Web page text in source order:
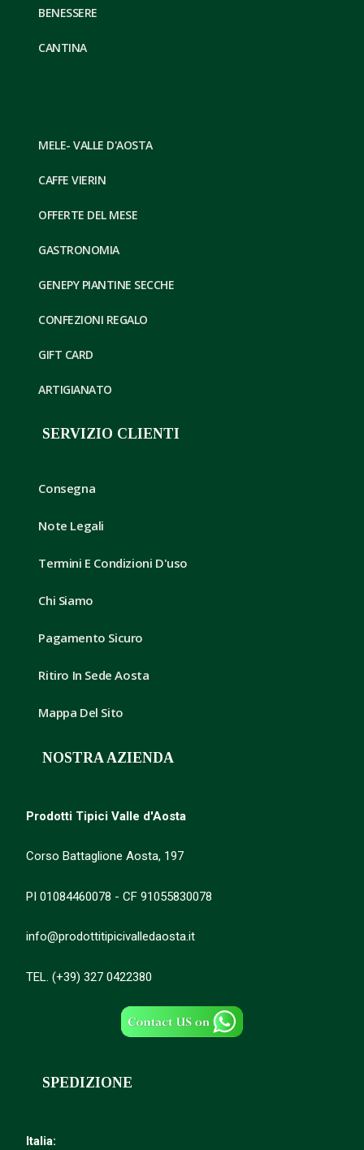
BENESSERE
CANTINA
MELE- VALLE D'AOSTA
CAFFE VIERIN
OFFERTE DEL MESE
GASTRONOMIA
GENEPY PIANTINE SECCHE
CONFEZIONI REGALO
GIFT CARD
ARTIGIANATO
SERVIZIO CLIENTI
Consegna
Note Legali
Termini E Condizioni D'uso
Chi Siamo
Pagamento Sicuro
Ritiro In Sede Aosta
Mappa Del Sito
NOSTRA AZIENDA
Prodotti Tipici Valle d'Aosta
Corso Battaglione Aosta, 197
PI 01084460078 - CF 91055830078
info@prodottitipicivalledaosta.it
TEL. (+39) 327 0422380
SPEDIZIONE
Italia: